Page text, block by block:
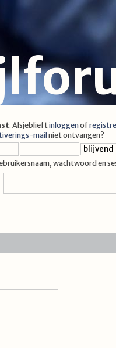
. Alsjeblieftinloggenof
mail niet ontvangen?
wachtwoord en